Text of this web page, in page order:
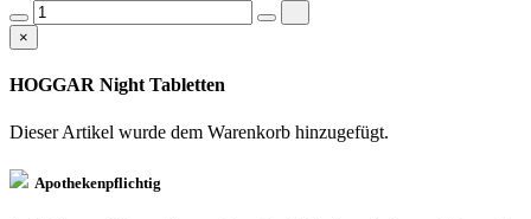
×
HOGGAR Night Tabletten
Dieser Artikel wurde dem Warenkorb hinzugefügt.
Apothekenpflichtig